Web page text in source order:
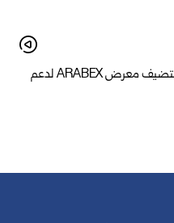
بمشاركة نخبة من الشركات.. حلب تستضيف معرض ARABEX لدعم